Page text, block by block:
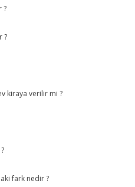
?
?
kiraya verilir mi ?
fark nedir ?